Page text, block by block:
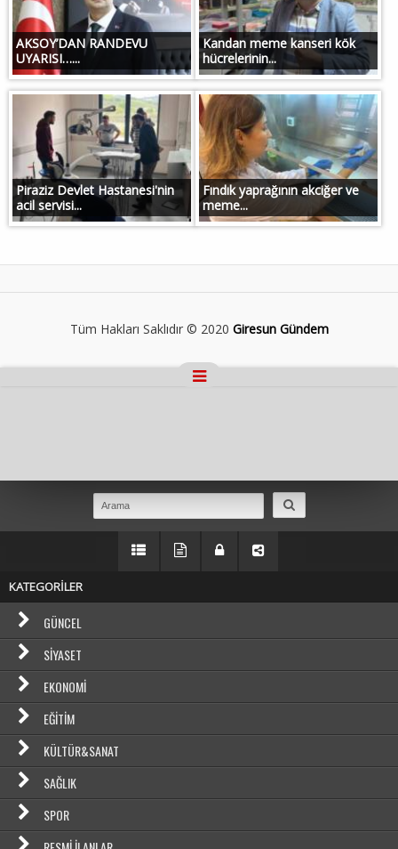
AKSOY’DAN RANDEVU
UYARISI…...
Kandan meme kanseri kök
hücrelerinin...
Piraziz Devlet Hastanesi'nin
acil servisi...
Fındık yaprağının akciğer ve
meme...
Tüm Hakları Saklıdır © 2020 Giresun Gündem
KATEGORİLER
GÜNCEL
SIYASET
EKONOMI
EĞITIM
KÜLTÜR&SANAT
SAĞLIK
SPOR